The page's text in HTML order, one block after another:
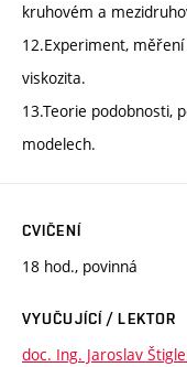
kruhovém a
12.Experiment,
viskozita.
13.Teorie podobnosti,
modelech.
CVIČENÍ
18 hod., povinná
VYUČUJÍCÍ / LEKTOR
doc. Ing. Jaroslav